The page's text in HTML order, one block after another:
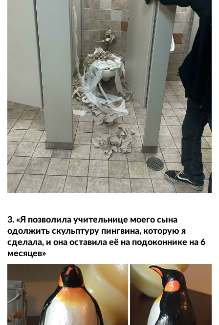
3. «Я позволила учительнице моего сына
одолжить скульптуру пингвина, которую я
сделала, и она оставила её на подоконнике на 6
месяцев»